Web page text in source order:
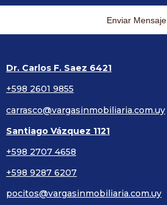
Enviar Mensaje
Dr. Carlos F. Saez 6421
+598 2601 9855
carrasco@vargasinmobiliaria.com.uy
Santiago Vázquez 1121
+598 2707 4658
+598 9287 6207
pocitos@vargasinmobiliaria.com.uy